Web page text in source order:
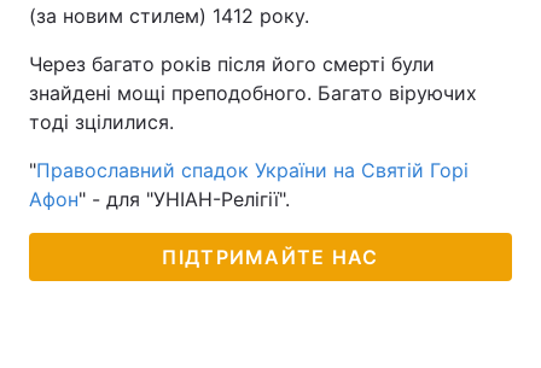
(за новим стилем) 1412 року.
Через багато років після його смерті були
знайдені мощі преподобного. Багато віруючих
тоді зцілилися.
"Православний спадок України на Святій Горі
Афон" - для "УНІАН-Релігії".
ПІДТРИМАЙТЕ НАС